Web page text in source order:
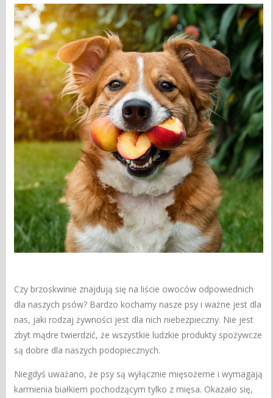
Czy brzoskwinie znajdują się na liście owoców odpowiednich
dla naszych psów? Bardzo kochamy nasze psy i ważne jest dla
nas, jaki rodzaj żywności jest dla nich niebezpieczny. Nie jest
zbyt mądre twierdzić, że wszystkie ludzkie produkty spożywcze
są dobre dla naszych podopiecznych.
Niegdyś uważano, że psy są wyłącznie mięsożerne i wymagają
karmienia białkiem pochodzącym tylko z mięsa. Okazało się,